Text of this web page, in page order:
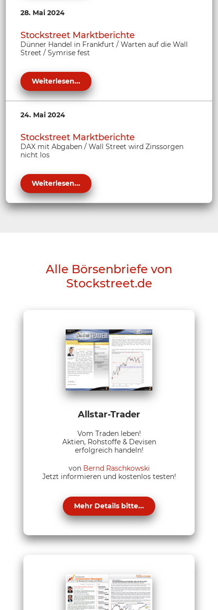
28. Mai 2024
Stockstreet Marktberichte
Dünner Handel in Frankfurt / Warten auf die Wall
Street / Symrise fest
Weiterlesen...
24. Mai 2024
Stockstreet Marktberichte
DAX mit Abgaben / Wall Street wird Zinssorgen
nicht los
Weiterlesen...
Alle Börsenbriefe von
Stockstreet.de
Allstar-Trader
Vom Traden leben!
Aktien, Rohstoffe & Devisen
erfolgreich handeln!
von Bernd Raschkowski
Jetzt informieren und kostenlos testen!
Mehr Details bitte...